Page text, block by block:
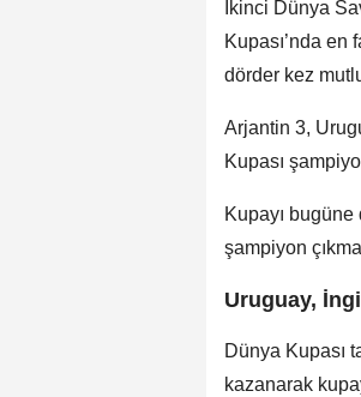
İkinci Dünya
Kupası’nda
dörder kez
Arjantin 3,
Kupası
Kupayı
şampiyon
Uruguay,
Dünya Kupası
kazanarak